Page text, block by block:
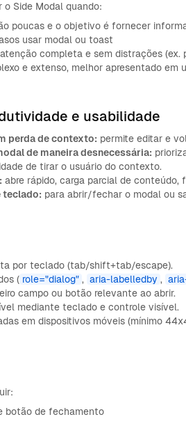
o Side Modal quando:
poucas e o objetivo é fornecer
usar modal ou toast
completa e sem distrações (ex.
e extenso, melhor apresentado em
e usabilidade
perda de contexto: permite editar e
de maneira desnecessária:
de tirar o usuário do contexto.
abre rápido, carga parcial de conteúdo,
teclado: para abrir/fechar o modal ou
por teclado (tab/shift+tab/escape).
( role="dialog" , aria-labelledby ,
campo ou botão relevante ao abrir.
mediante teclado e controle visível.
em dispositivos móveis (mínimo
botão de fechamento